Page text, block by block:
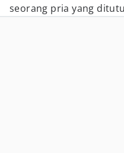
seorang pria yang